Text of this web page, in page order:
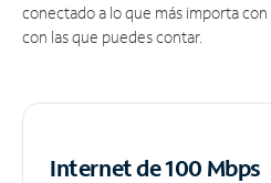
conectado a lo que más importa
con las que puedes contar.
Internet de 100 Mbps